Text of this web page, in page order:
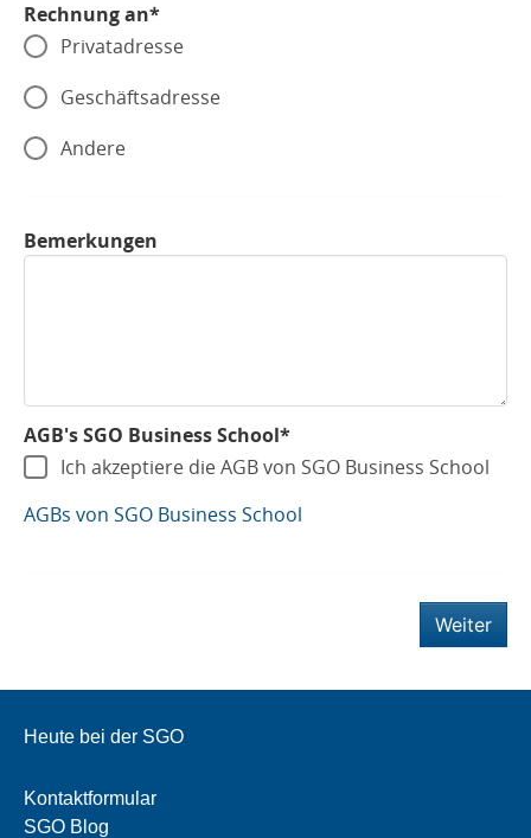
Rechnung an*
Privatadresse
Geschäftsadresse
Andere
Bemerkungen
AGB's SGO Business School*
Ich akzeptiere die AGB von SGO Business School
AGBs von SGO Business School
Weiter
Heute bei der SGO
Kontaktformular
SGO Blog